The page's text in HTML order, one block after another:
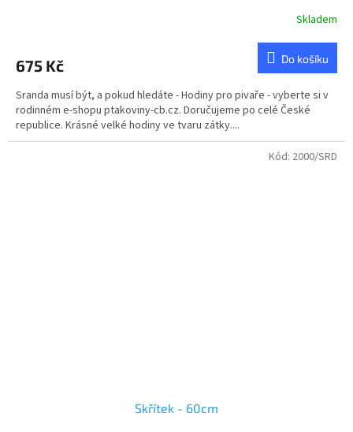
Skladem
675 Kč Do košíku
Sranda musí být, a pokud hledáte - Hodiny pro pivaře - vyberte si v
rodinném e-shopu ptakoviny-cb.cz. Doručujeme po celé České
republice. Krásné velké hodiny ve tvaru zátky....
Skřítek - 60cm
Kód: 2000/SRD